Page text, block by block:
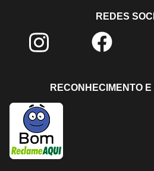
REDES
RECONHECIMENTO